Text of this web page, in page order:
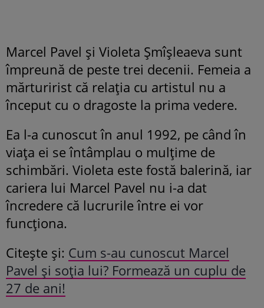
Marcel Pavel și Violeta Șmîșleaeva sunt
împreună de peste trei decenii. Femeia a
mărturirist că relația cu artistul nu a
început cu o dragoste la prima vedere.
Ea l-a cunoscut în anul 1992, pe când în
viața ei se întâmplau o mulțime de
schimbări. Violeta este fostă balerină, iar
cariera lui Marcel Pavel nu i-a dat
încredere că lucrurile între ei vor
funcționa.
Citește și: Cum s-au cunoscut Marcel
Pavel și soția lui? Formează un cuplu de
27 de ani!